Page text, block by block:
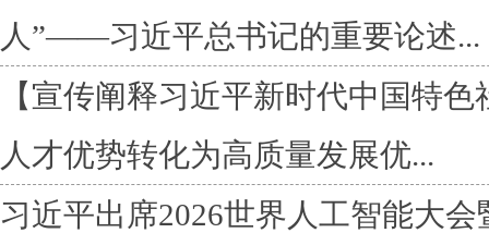
人”——习近平总书记的重要论述...
【宣传阐释习近平新时代中国特
人才优势转化为高质量发展优...
习近平出席2026世界人工智能大